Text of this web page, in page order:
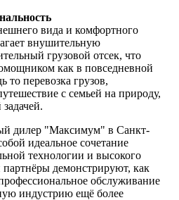
вида и комфортного
внушительную
грузовой отсек, что
как в повседневной
то перевозка грузов,
с семьей на природу,
дилер "Максимум" в Санкт-
идеальное сочетание
технологии и высокого
демонстрируют, как
обслуживание
индустрию ещё более